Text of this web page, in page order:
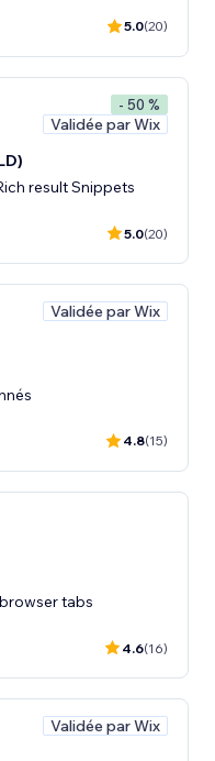
5.0(20)
- 50 %
Validée par Wix
result Snippets
5.0(20)
Validée par Wix
4.8(15)
tabs
4.6(16)
Validée par Wix